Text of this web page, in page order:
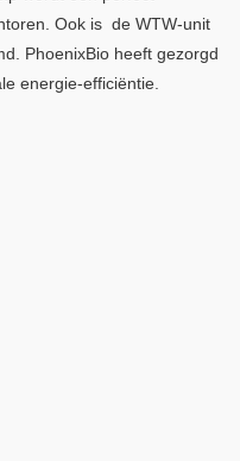
Ook is de WTW-unit
PhoenixBio heeft gezorgd
energie-efficiëntie.